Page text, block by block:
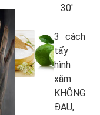
30′
3 cách
tẩy
hình
xăm
KHÔNG
ĐAU,